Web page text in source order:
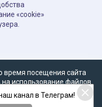
«cookie»
время посещения сайта
использование файлов
уведомлением, согласием
данных,Политикой о
канал в Телеграм!